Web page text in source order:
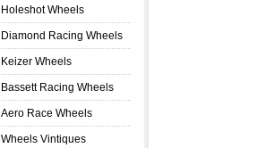
Holeshot Wheels
Diamond Racing Wheels
Keizer Wheels
Bassett Racing Wheels
Aero Race Wheels
Wheels Vintiques